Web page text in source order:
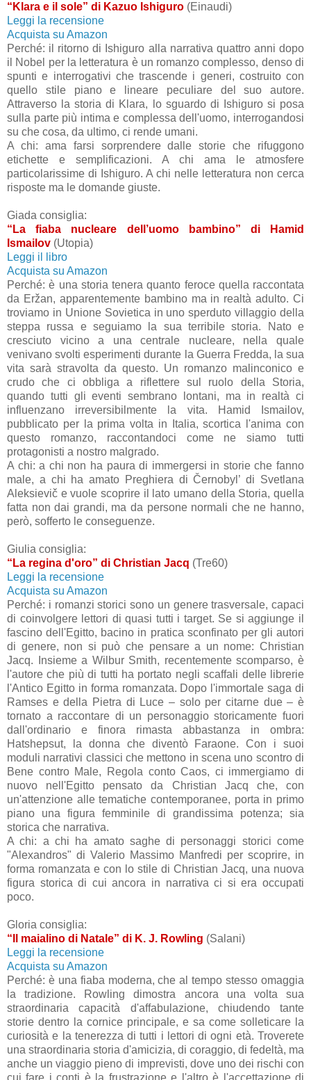
“Klara e il sole” di Kazuo Ishiguro (Einaudi)
Leggi la recensione
Acquista su Amazon
Perché: il ritorno di Ishiguro alla narrativa quattro anni dopo
il Nobel per la letteratura è un romanzo complesso, denso di
spunti e interrogativi che trascende i generi, costruito con
quello stile piano e lineare peculiare del suo autore.
Attraverso la storia di Klara, lo sguardo di Ishiguro si posa
sulla parte più intima e complessa dell'uomo, interrogandosi
su che cosa, da ultimo, ci rende umani.
A chi: ama farsi sorprendere dalle storie che rifuggono
etichette e semplificazioni. A chi ama le atmosfere
particolarissime di Ishiguro. A chi nelle letteratura non cerca
risposte ma le domande giuste.
Giada consiglia:
“La fiaba nucleare dell’uomo bambino” di Hamid
Ismailov (Utopia)
Leggi il libro
Acquista su Amazon
Perché: è una storia tenera quanto feroce quella raccontata
da Eržan, apparentemente bambino ma in realtà adulto. Ci
troviamo in Unione Sovietica in uno sperduto villaggio della
steppa russa e seguiamo la sua terribile storia. Nato e
cresciuto vicino a una centrale nucleare, nella quale
venivano svolti esperimenti durante la Guerra Fredda, la sua
vita sarà stravolta da questo. Un romanzo malinconico e
crudo che ci obbliga a riflettere sul ruolo della Storia,
quando tutti gli eventi sembrano lontani, ma in realtà ci
influenzano irreversibilmente la vita. Hamid Ismailov,
pubblicato per la prima volta in Italia, scortica l'anima con
questo romanzo, raccontandoci come ne siamo tutti
protagonisti a nostro malgrado.
A chi: a chi non ha paura di immergersi in storie che fanno
male, a chi ha amato Preghiera di Černobyl’ di Svetlana
Aleksievič e vuole scoprire il lato umano della Storia, quella
fatta non dai grandi, ma da persone normali che ne hanno,
però, sofferto le conseguenze.
Giulia consiglia:
“La regina d'oro” di Christian Jacq (Tre60)
Leggi la recensione
Acquista su Amazon
Perché: i romanzi storici sono un genere trasversale, capaci
di coinvolgere lettori di quasi tutti i target. Se si aggiunge il
fascino dell'Egitto, bacino in pratica sconfinato per gli autori
di genere, non si può che pensare a un nome: Christian
Jacq. Insieme a Wilbur Smith, recentemente scomparso, è
l'autore che più di tutti ha portato negli scaffali delle librerie
l'Antico Egitto in forma romanzata. Dopo l'immortale saga di
Ramses e della Pietra di Luce – solo per citarne due – è
tornato a raccontare di un personaggio storicamente fuori
dall'ordinario e finora rimasta abbastanza in ombra:
Hatshepsut, la donna che diventò Faraone. Con i suoi
moduli narrativi classici che mettono in scena uno scontro di
Bene contro Male, Regola conto Caos, ci immergiamo di
nuovo nell'Egitto pensato da Christian Jacq che, con
un'attenzione alle tematiche contemporanee, porta in primo
piano una figura femminile di grandissima potenza; sia
storica che narrativa.
A chi: a chi ha amato saghe di personaggi storici come
"Alexandros" di Valerio Massimo Manfredi per scoprire, in
forma romanzata e con lo stile di Christian Jacq, una nuova
figura storica di cui ancora in narrativa ci si era occupati
poco.
Gloria consiglia:
“Il maialino di Natale” di K. J. Rowling (Salani)
Leggi la recensione
Acquista su Amazon
Perché: è una fiaba moderna, che al tempo stesso omaggia
la tradizione. Rowling dimostra ancora una volta sua
straordinaria capacità d'affabulazione, chiudendo tante
storie dentro la cornice principale, e sa come solleticare la
curiosità e la tenerezza di tutti i lettori di ogni età. Troverete
una straordinaria storia d'amicizia, di coraggio, di fedeltà, ma
anche un viaggio pieno di imprevisti, dove uno dei rischi con